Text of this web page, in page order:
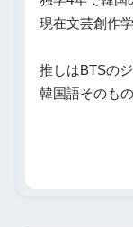
現在文芸創作
推しはBTSのジ
韓国語そのも